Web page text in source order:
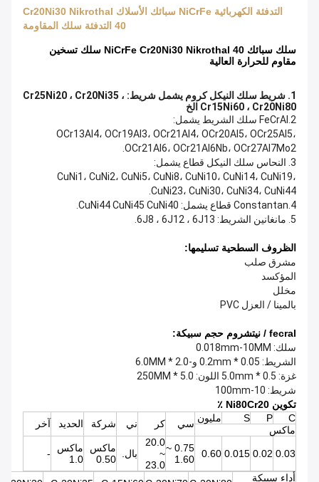
التدفئة الكهربائية NiCrFe سبائك الأسلاك Cr20Ni30 Nikrothal
40 التدفئة سلك المقاومة
سلك سبائك NiCrFe Cr20Ni30 Nikrothal 40 سلك تسخين
مقاوم للحرارة العالية
1. شريط سلك النيكل كروم يشمل شريط: Cr25Ni20 ، Cr20Ni35 ،
Cr15Ni60 ، Cr20Ni80 الخ
2.FeCrAl سلك الشريط يشمل:
OCr13Al4، OCr19Al3، OCr21Al4، OCr20Al5، OCr25Al5،
OCr21Al6، OCr21Al6Nb، OCr27Al7Mo2.
3. النحاس سلك النيكل قطاع يشمل:
CuNi1، CuNi2، CuNi5، CuNi8، CuNi10، CuNi14، CuNi19،
CuNi23، CuNi30، CuNi34، CuNi44.
4.Constantan قطاع يشمل: CuNi44 CuNi45 CuNi40.
5. مانغانين الشريط: 6J8 ، 6J12 ، 6J13.
الظروف السطحية تسليمها:
مشرق صلب
المؤكسد
مخلل
بالمينا / العزل PVC
fecral / نيتشروم حجم سبيكة:
سلك: 0.018mm-10MM
الشريط: 0.05 * 0.2mm و-2.0 * 6.0MM
غزة: 0.5 * 5.0mm اللون: 5.0 * 250MM
شريط: 10-100mm
تكوين Ni80Cr20 ٪
C
P
S مليون سي كر ني شركة الحديد آخر
ماكس
0.03
0.02
0.015
0.60
0.75 ~
1.60
20.0
~
23.0
بال.
ماكس
0.50
ماكس
1.0
-
أداء سبيكة